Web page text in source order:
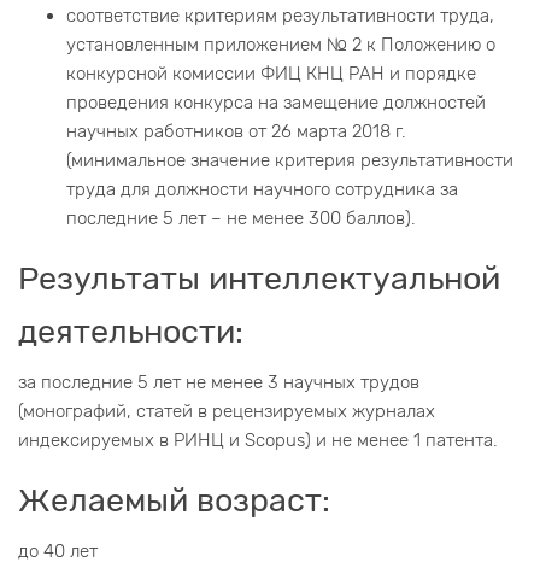
соответствие критериям результативности труда,
установленным приложением № 2 к Положению о
конкурсной комиссии ФИЦ КНЦ РАН и порядке
проведения конкурса на замещение должностей
научных работников от 26 марта 2018 г.
(минимальное значение критерия результативности
труда для должности научного сотрудника за
последние 5 лет – не менее 300 баллов).
Результаты интеллектуальной
деятельности:
за последние 5 лет не менее 3 научных трудов
(монографий, статей в рецензируемых журналах
индексируемых в РИНЦ и Scopus) и не менее 1 патента.
Желаемый возраст:
до 40 лет